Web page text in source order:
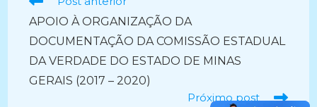
artigos
APOIO À ORGANIZAÇÃO DA
DOCUMENTAÇÃO DA COMISSÃO ESTADUAL
DA VERDADE DO ESTADO DE MINAS
GERAIS (2017 – 2020)
Próximo post